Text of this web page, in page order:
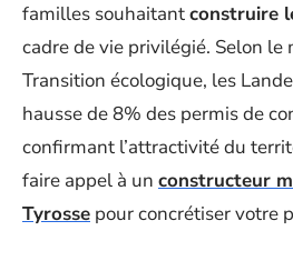
familles souhaitantconstruire
cadre de vie privilégié. Selon le
Transition écologique, les
hausse de 8% des permis de
confirmant l’attractivité du
faire appel à un constructeur
Tyrosse pour concrétiser votre